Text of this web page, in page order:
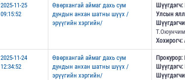
2025-11-25
09:15:52
Өвөрхангай аймаг дахь сум
дундын анхан шатны шүүх /
эрүүгийн хэргийн/
Шүүгдэгч:
Улсын
Хохирогч:
2025-11-24
12:34:52
Өвөрхангай аймаг дахь сум
дундын анхан шатны шүүх /
эрүүгийн хэргийн/
Прокурор:
Шүүгдэгч: